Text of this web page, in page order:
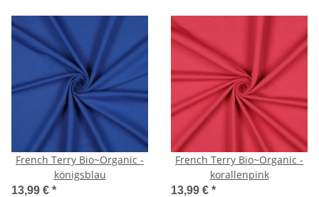
French Terry Bio~Organic -
königsblau
13,99 € *
French Terry Bio~Organic -
korallenpink
13,99 € *